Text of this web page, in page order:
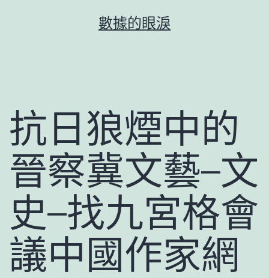
數據的眼淚
抗日狼煙中的
晉察冀文藝–文
史–找九宮格會
議中國作家網